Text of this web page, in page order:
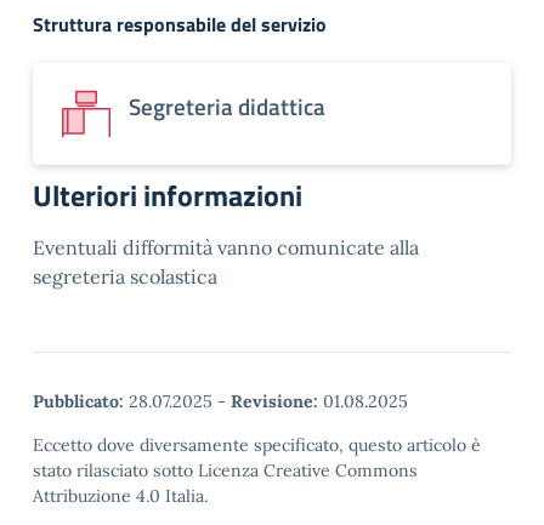
Struttura responsabile del servizio
Segreteria didattica
Ulteriori informazioni
Eventuali difformità vanno comunicate alla
segreteria scolastica
Pubblicato: 28.07.2025 - Revisione: 01.08.2025
Eccetto dove diversamente specificato, questo articolo è
stato rilasciato sotto Licenza Creative Commons
Attribuzione 4.0 Italia.